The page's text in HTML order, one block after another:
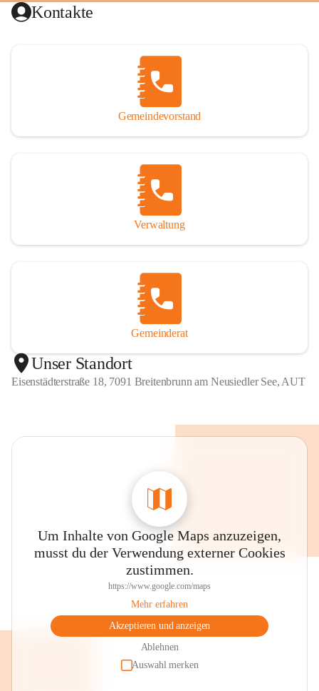
Kontakte
Gemeindevorstand
Verwaltung
Gemeinderat
Unser Standort
Eisenstädterstraße 18, 7091 Breitenbrunn am Neusiedler See, AUT
Um Inhalte von Google Maps anzuzeigen,
musst du der Verwendung externer Cookies
zustimmen.
https://www.google.com/maps
Mehr erfahren
Akzeptieren und anzeigen
Ablehnen
Auswahl merken